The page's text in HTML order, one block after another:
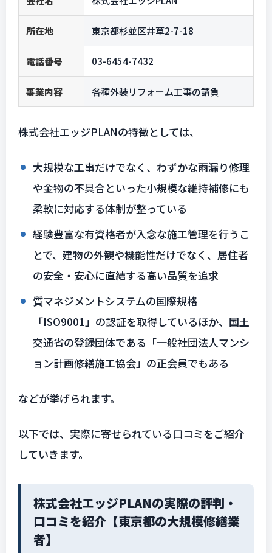
所在地 東京都杉並区井草2-7-18
電話番号 03-6454-7432
事業内容 各種外装リフォーム工事の請負
株式会社エッジPLANの特徴としては、
大規模な工事だけでなく、わずかな雨漏り修理
や金物の不具合といった小規模な維持補修にも
柔軟に対応する体制が整っている
経験豊富な有資格者が入念な施工管理を行うこ
とで、建物の外観や機能性だけでなく、居住者
の安全・安心に直結する高い品質を追求
質マネジメントシステムの国際規格
「ISO9001」の認証を取得しているほか、国土
交通省の登録団体である「一般社団法人マンシ
ョン計画修繕施工協会」の正会員でもある
などが挙げられます。
以下では、実際に寄せられている口コミをご紹介
していきます。
株式会社エッジPLANの実際の評判・
口コミを紹介【東京都の大規模修繕業
者】